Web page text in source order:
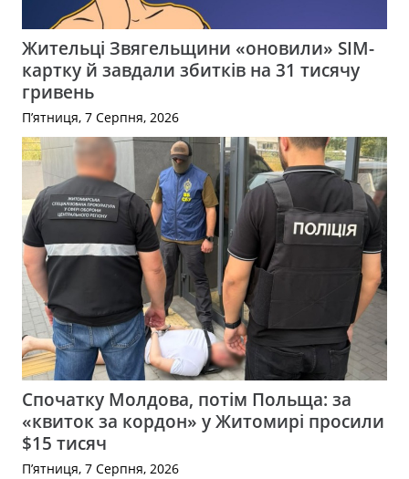
Жительці Звягельщини «оновили» SIM-
картку й завдали збитків на 31 тисячу
гривень
П’ятниця, 7 Серпня, 2026
Спочатку Молдова, потім Польща: за
«квиток за кордон» у Житомирі просили
$15 тисяч
П’ятниця, 7 Серпня, 2026